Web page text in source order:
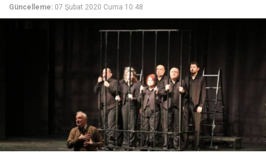
Güncelleme: 07 Şubat 2020 Cuma 10:48